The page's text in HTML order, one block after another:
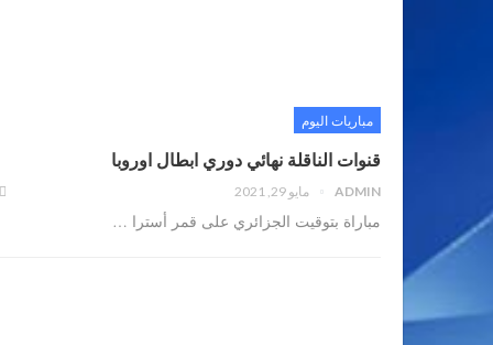
مباريات اليوم
قنوات الناقلة نهائي دوري ابطال اوروبا
ADMIN مايو 29, 2021
مباراة بتوقيت الجزائري على قمر أسترا …